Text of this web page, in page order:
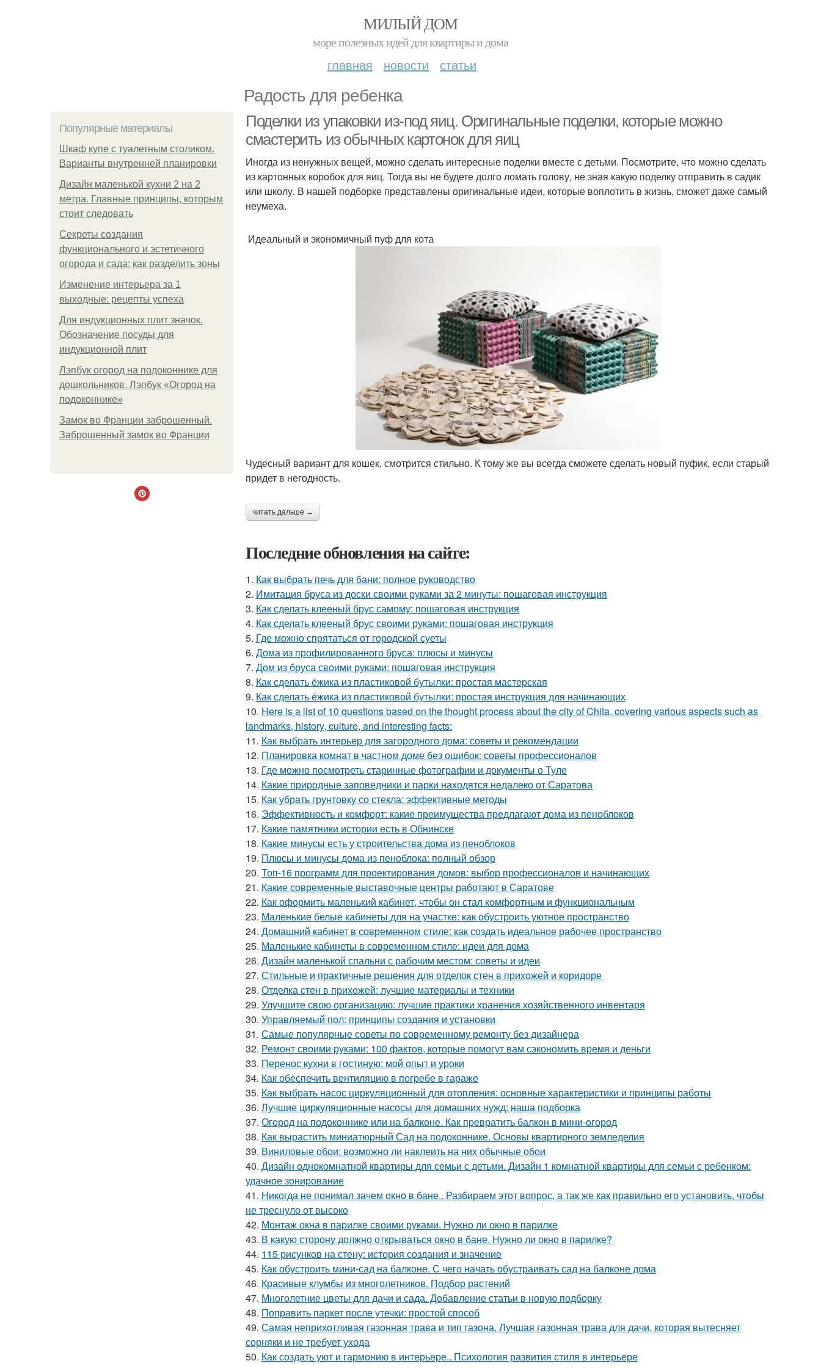
МИЛЫЙ ДОМ
море полезных идей для квартиры и дома
главная новости статьи
Радость для ребенка
Популярные материалы
Шкаф купе с туалетным столиком.
Варианты внутренней планировки
Дизайн маленькой кухни 2 на 2
метра. Главные принципы, которым
стоит следовать
Секреты создания
функционального и эстетичного
огорода и сада: как разделить зоны
Изменение интерьера за 1
выходные: рецепты успеха
Для индукционных плит значок.
Обозначение посуды для
индукционной плит
Лэпбук огород на подоконнике для
дошкольников. Лэпбук «Огород на
подоконнике»
Замок во Франции заброшенный.
Заброшенный замок во Франции
Поделки из упаковки из-под яиц. Оригинальные поделки, которые можно
смастерить из обычных картонок для яиц
Иногда из ненужных вещей, можно сделать интересные поделки вместе с детьми. Посмотрите, что можно сделать
из картонных коробок для яиц. Тогда вы не будете долго ломать голову, не зная какую поделку отправить в садик
или школу. В нашей подборке представлены оригинальные идеи, которые воплотить в жизнь, сможет даже самый
неумеха.
Идеальный и экономичный пуф для кота
Чудесный вариант для кошек, смотрится стильно. К тому же вы всегда сможете сделать новый пуфик, если старый
придет в негодность.
читать дальше →
Последние обновления на сайте:
1. Как выбрать печь для бани: полное руководство
2. Имитация бруса из доски своими руками за 2 минуты: пошаговая инструкция
3. Как сделать клееный брус самому: пошаговая инструкция
4. Как сделать клееный брус своими руками: пошаговая инструкция
5. Где можно спрятаться от городской суеты
6. Дома из профилированного бруса: плюсы и минусы
7. Дом из бруса своими руками: пошаговая инструкция
8. Как сделать ёжика из пластиковой бутылки: простая мастерская
9. Как сделать ёжика из пластиковой бутылки: простая инструкция для начинающих
10. Here is a list of 10 questions based on the thought process about the city of Chita, covering various aspects such as
landmarks, history, culture, and interesting facts:
11. Как выбрать интерьер для загородного дома: советы и рекомендации
12. Планировка комнат в частном доме без ошибок: советы профессионалов
13. Где можно посмотреть старинные фотографии и документы о Туле
14. Какие природные заповедники и парки находятся недалеко от Саратова
15. Как убрать грунтовку со стекла: эффективные методы
16. Эффективность и комфорт: какие преимущества предлагают дома из пеноблоков
17. Какие памятники истории есть в Обнинске
18. Какие минусы есть у строительства дома из пеноблоков
19. Плюсы и минусы дома из пеноблока: полный обзор
20. Топ-16 программ для проектирования домов: выбор профессионалов и начинающих
21. Какие современные выставочные центры работают в Саратове
22. Как оформить маленький кабинет, чтобы он стал комфортным и функциональным
23. Маленькие белые кабинеты для на участке: как обустроить уютное пространство
24. Домашний кабинет в современном стиле: как создать идеальное рабочее пространство
25. Маленькие кабинеты в современном стиле: идеи для дома
26. Дизайн маленькой спальни с рабочим местом: советы и идеи
27. Стильные и практичные решения для отделок стен в прихожей и коридоре
28. Отделка стен в прихожей: лучшие материалы и техники
29. Улучшите свою организацию: лучшие практики хранения хозяйственного инвентаря
30. Управляемый пол: принципы создания и установки
31. Самые популярные советы по современному ремонту без дизайнера
32. Ремонт своими руками: 100 фактов, которые помогут вам сэкономить время и деньги
33. Перенос кухни в гостиную: мой опыт и уроки
34. Как обеспечить вентиляцию в погребе в гараже
35. Как выбрать насос циркуляционный для отопления: основные характеристики и принципы работы
36. Лучшие циркуляционные насосы для домашних нужд: наша подборка
37. Огород на подоконнике или на балконе. Как превратить балкон в мини-огород
38. Как вырастить миниатюрный Сад на подоконнике. Основы квартирного земледелия
39. Виниловые обои: возможно ли наклеить на них обычные обои
40. Дизайн однокомнатной квартиры для семьи с детьми. Дизайн 1 комнатной квартиры для семьи с ребенком:
удачное зонирование
41. Никогда не понимал зачем окно в бане.. Разбираем этот вопрос, а так же как правильно его установить, чтобы
не треснуло от высоко
42. Монтаж окна в парилке своими руками. Нужно ли окно в парилке
43. В какую сторону должно открываться окно в бане. Нужно ли окно в парилке?
44. 115 рисунков на стену: история создания и значение
45. Как обустроить мини-сад на балконе. С чего начать обустраивать сад на балконе дома
46. Красивые клумбы из многолетников. Подбор растений
47. Многолетние цветы для дачи и сада. Добавление статьи в новую подборку
48. Поправить паркет после утечки: простой способ
49. Самая неприхотливая газонная трава и тип газона. Лучшая газонная трава для дачи, которая вытесняет
сорняки и не требует ухода
50. Как создать уют и гармонию в интерьере.. Психология развития стиля в интерьере